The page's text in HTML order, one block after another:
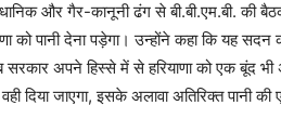
और गैर-कानूनी ढंग से बी.बी.एम.बी. की
को पानी देना पड़ेगा। उन्होंने कहा कि यह सदन
अपने हिस्से में से हरियाणा को एक बूंद भी
दिया जाएगा, इसके अलावा अतिरिक्त पानी